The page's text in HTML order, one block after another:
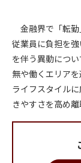
金融界で「転勤
従業員に負担を
を伴う異動につ
無や働くエリア
ライフスタイル
きやすさを高め離